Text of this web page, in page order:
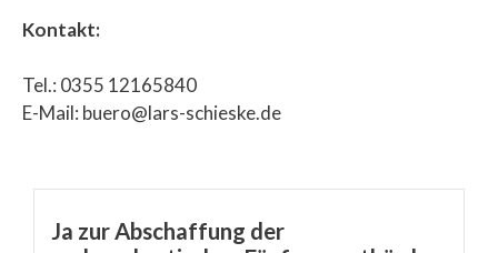
Kontakt:
Tel.: 0355 12165840
E-Mail: buero@lars-schieske.de
Ja zur Abschaffung der